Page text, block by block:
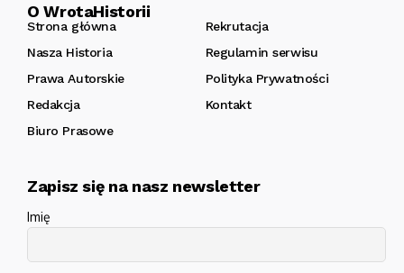
O WrotaHistorii
Strona główna
Rekrutacja
Nasza Historia
Regulamin serwisu
Prawa Autorskie
Polityka Prywatności
Redakcja
Kontakt
Biuro Prasowe
Zapisz się na nasz newsletter
Imię